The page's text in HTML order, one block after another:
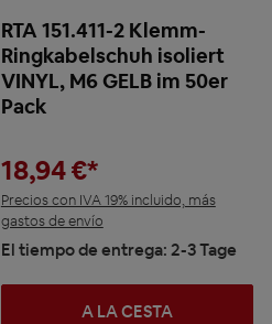
RTA 151.411-2 Klemm-
Ringkabelschuh isoliert
VINYL, M6 GELB im 50er
Pack
18,94 €*
Precios con IVA 19% incluido, más
gastos de envío
El tiempo de entrega: 2-3 Tage
A LA CESTA